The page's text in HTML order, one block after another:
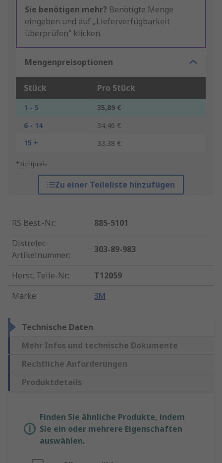
Sie benötigen mehr? Benötigte Menge
eingeben und auf „Lieferverfügbarkeit
überprüfen“ klicken.
Mengenpreisoptionen
Stück Pro Stück
1 - 5
35,89 €
6 - 14
34,46 €
15 +
33,38 €
*Richtpreis
Zu einer Teileliste hinzufügen
RS Best.-Nr.:
885-5101
Distrelec-
Artikelnummer:
303-89-983
Herst. Teile-Nr.:
T12059
Marke: 3M
Technische Daten
Mehr Infos und technische Dokumente
Rechtliche Anforderungen
Produktdetails
Finden Sie ähnliche Produkte, indem
Sie ein oder mehrere Eigenschaften
auswählen.